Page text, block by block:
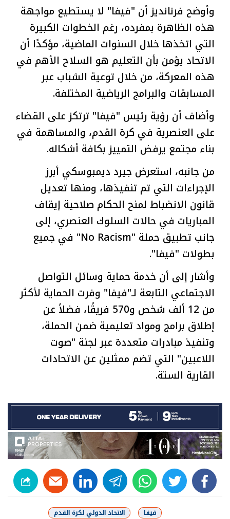
وأوضح فرنانديز أن "فيفا" لا يستطيع مواجهة
هذه الظاهرة بمفرده، رغم الخطوات الكبيرة
التي اتخذها خلال السنوات الماضية، مؤكدًا أن
الاتحاد يؤمن بأن التعليم هو السلاح الأهم في
هذه المعركة، من خلال توعية الشباب عبر
المسابقات والبرامج الرياضية المختلفة.
وأضاف أن رؤية رئيس "فيفا" ترتكز على القضاء
على العنصرية في كرة القدم، والمساهمة في
بناء مجتمع يرفض التمييز بكافة أشكاله.
من جانبه، استعرض جيرد ديمبوسكي أبرز
الإجراءات التي تم تنفيذها، ومنها تعديل
قانون الانضباط لمنح الحكام صلاحية إيقاف
المباريات في حالات السلوك العنصري، إلى
جانب تطبيق حملة "No Racism" في جميع
بطولات "فيفا".
وأشار إلى أن خدمة حماية وسائل التواصل
الاجتماعي التابعة لـ"فيفا" وفرت الحماية لأكثر
من 12 ألف شخص و570 فريقًا، فضلاً عن
إطلاق برامج ومواد تعليمية ضمن الحملة،
وتنفيذ مبادرات متعددة عبر لجنة "صوت
اللاعبين" التي تضم ممثلين عن الاتحادات
القارية الستة.
facebook
twitter
whats
telegram
linkedin
فيفا
الاتحاد الدولي لكرة القدم